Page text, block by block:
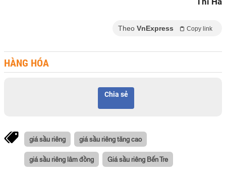
Theo VnExpress Copy link
HÀNG HÓA
Chia sẻ
giá sầu riêng giá sầu riêng tăng cao
giá sầu riêng lâm đồng Giá sầu riêng Bến Tre